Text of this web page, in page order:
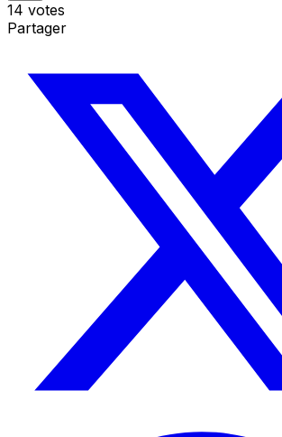
14 votes
Partager